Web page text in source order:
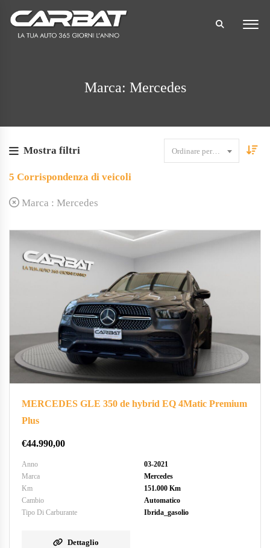
Marca: Mercedes
Mostra filtri Ordinare per data
5 Corrispondenza di veicoli
Marca : Mercedes
MERCEDES GLE 350 de hybrid EQ 4Matic Premium
Plus
€44.990,00
Anno
03-2021
Marca
Mercedes
Km
151.000 Km
Cambio
Automatico
Tipo Di Carburante
Ibrida_gasolio
Dettaglio